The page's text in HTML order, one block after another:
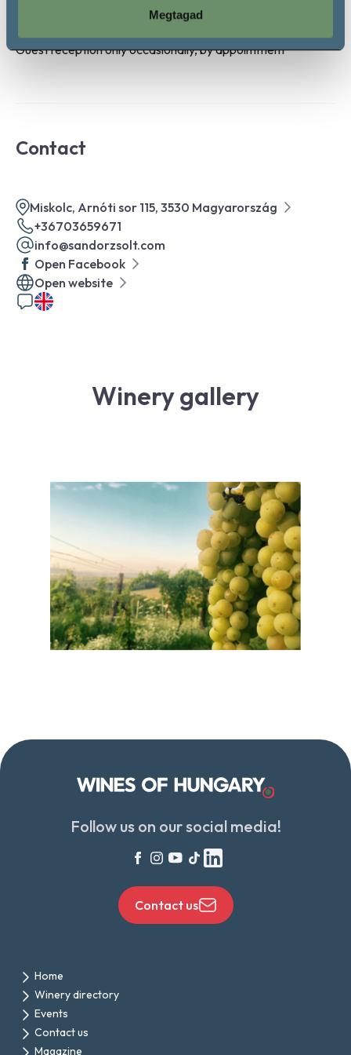
Megtagad
Guest reception only occasionally, by appointment
Contact
Miskolc, Arnóti sor 115, 3530 Magyarország
+36703659671
info@sandorzsolt.com
Open Facebook
Open website
Winery gallery
Follow us on our social media!
Contact us
Home
Winery directory
Events
Contact us
Magazine